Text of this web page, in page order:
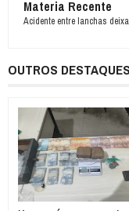
Materia Recente
Acidente entre lanchas
OUTROS DESTAQUES